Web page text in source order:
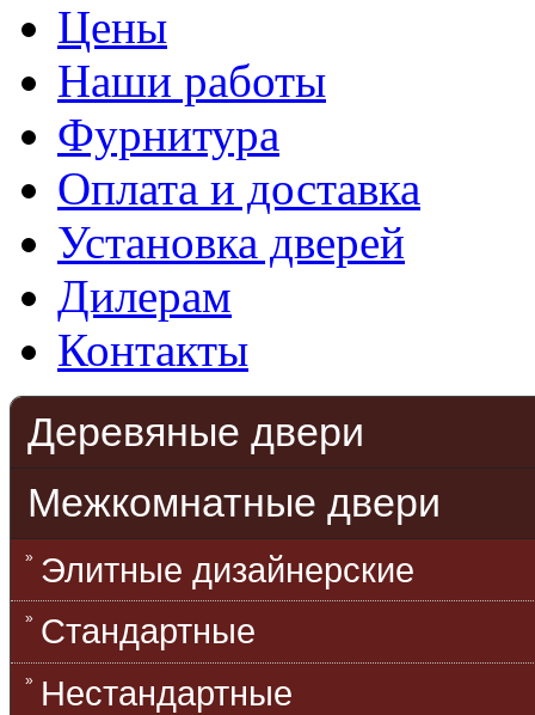
Цены
Наши работы
Фурнитура
Оплата и доставка
Установка дверей
Дилерам
Контакты
Деревяные двери
Межкомнатные двери
Элитные дизайнерские
Стандартные
Нестандартные